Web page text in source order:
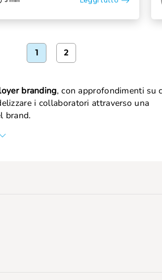
1 2
branding, con approfondimenti su
i collaboratori attraverso una
brand.